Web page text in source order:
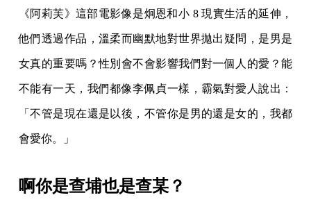
《阿莉芙》這部電影像是炯恩和小 8 現實生活的延伸，
他們透過作品，溫柔而幽默地對世界拋出疑問，是男是
女真的重要嗎？性別會不會影響我們對一個人的愛？能
不能有一天，我們都像李佩貞一樣，霸氣對愛人說出：
「不管是現在還是以後，不管你是男的還是女的，我都
會愛你。」
啊你是查埔也是查某？